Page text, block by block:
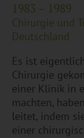
1983 – 1989
Chir­ur­gie und
Deutsch­land
Es ist
Chir­ur­gie
einer Kli­nik in
mach­ten,
lei­tet, indem
einer